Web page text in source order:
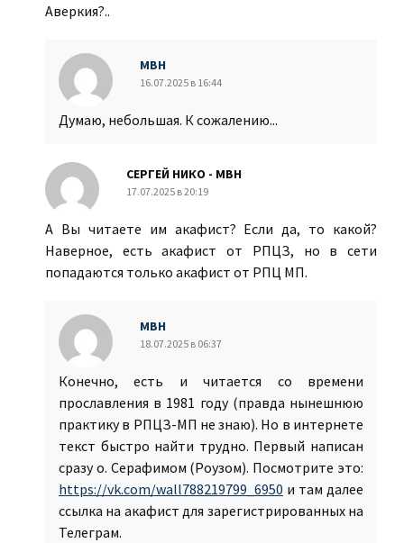
Аверкия?..
МВН
16.07.2025 в 16:44
Думаю, небольшая. К сожалению...
СЕРГЕЙ НИКО - МВН
17.07.2025 в 20:19
А Вы читаете им акафист? Если да, то какой?
Наверное, есть акафист от РПЦЗ, но в сети
попадаются только акафист от РПЦ МП.
МВН
18.07.2025 в 06:37
Конечно, есть и читается со времени
прославления в 1981 году (правда нынешнюю
практику в РПЦЗ-МП не знаю). Но в интернете
текст быстро найти трудно. Первый написан
сразу о. Серафимом (Роузом). Посмотрите это:
https://vk.com/wall788219799_6950 и там далее
ссылка на акафист для зарегистрированных на
Телеграм.